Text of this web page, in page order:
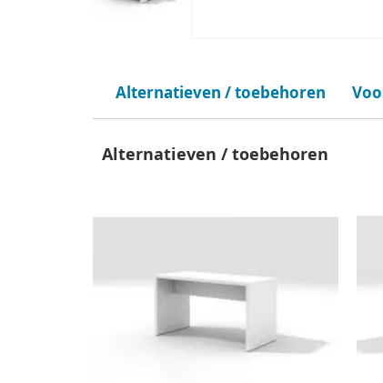
Alternatieven / toebehoren
Alternatieven / toebehoren